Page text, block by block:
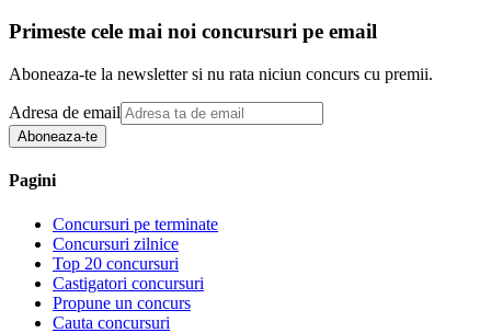
Primeste cele mai noi concursuri pe email
Aboneaza-te la newsletter si nu rata niciun concurs cu premii.
Adresa de email
Aboneaza-te
Pagini
Concursuri pe terminate
Concursuri zilnice
Top 20 concursuri
Castigatori concursuri
Propune un concurs
Cauta concursuri